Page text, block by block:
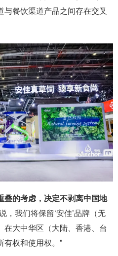
餐饮渠道产品之间存在交叉
叠的考虑，决定不剥离中国地
，我们将保留‘安佳’品牌（无
大中华区（大陆、香港、台
有权和使用权。”